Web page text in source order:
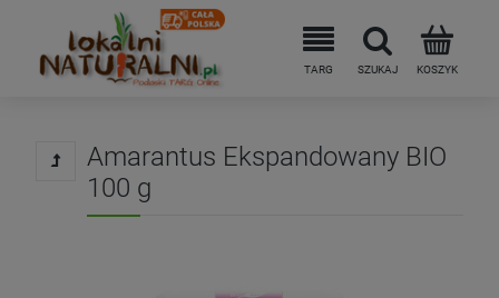
Amarantus Ekspandowany BIO
100 g